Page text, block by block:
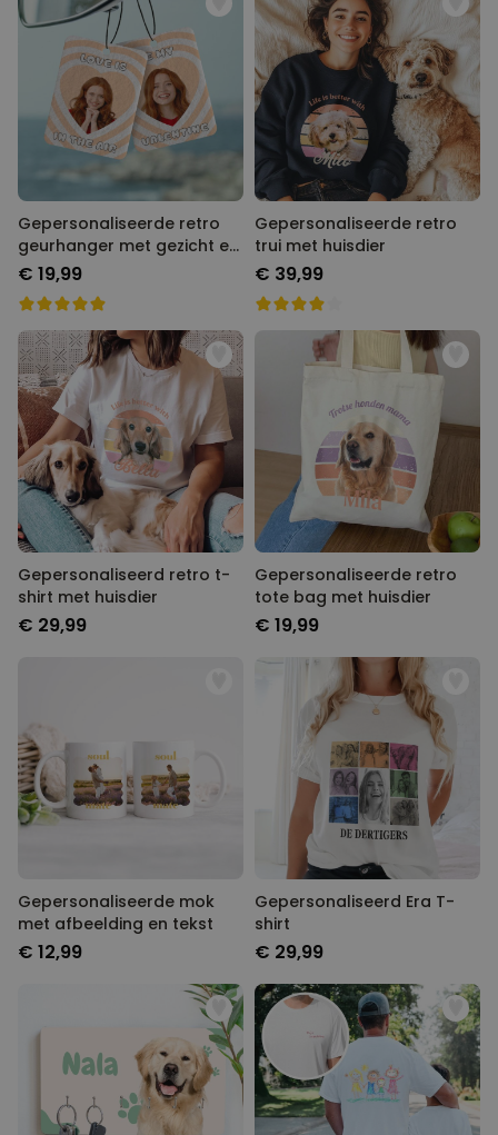
Gepersonaliseerde retro
geurhanger met gezicht en
tekst
€ 19,99
Gepersonaliseerde retro
trui met huisdier
€ 39,99
Gepersonaliseerd retro t-
shirt met huisdier
€ 29,99
Gepersonaliseerde retro
tote bag met huisdier
€ 19,99
Gepersonaliseerde mok
met afbeelding en tekst
€ 12,99
Gepersonaliseerd Era T-
shirt
€ 29,99